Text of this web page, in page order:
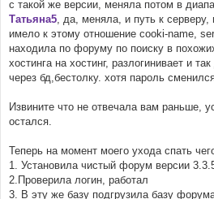
щ
е
н
и
е
с такой же версии, меняла потом в
Татьяна5 , да, меняла, и путь к
имело к этому отношение cooki-name,
находила по форуму по поиску в
хостинга на хостинг, разлогинивает и
через бд,бестолку. хотя пароль
Извините что не отвечала вам раньше,
остался.
Теперь на момент моего ухода спать
1. Установила чистый форум версии
2.Проверила логин, работал
3. В эту же базу подгрузила базу